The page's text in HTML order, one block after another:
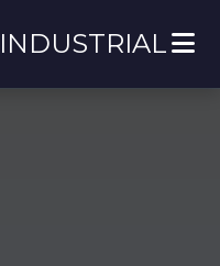
INDUSTRIAL